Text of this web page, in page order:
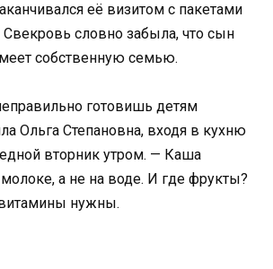
её визитом с пакетами
словно забыла, что сын
собственную семью.
готовишь детям
Ольга Степановна, входя в кухню
вторник утром. — Каша
а не на воде. И где фрукты?
нужны.